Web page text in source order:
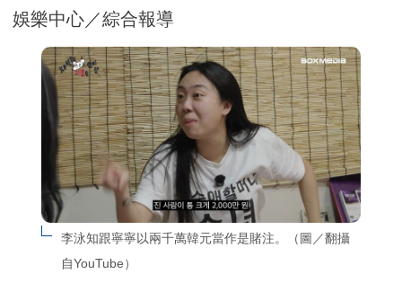
娛樂中心／綜合報導
李泳知跟寧寧以兩千萬韓元當作是賭注。（圖／翻攝
自YouTube）